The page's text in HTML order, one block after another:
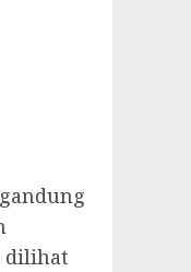
dilihat